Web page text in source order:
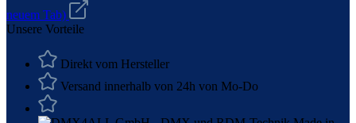
neuem Tab)
Unsere Vorteile
Direkt vom Hersteller
Versand innerhalb von 24h von Mo-Do